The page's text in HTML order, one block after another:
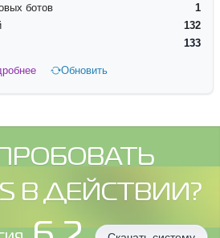
ботов
1
132
133
Обновить
В ДЕЙСТВИИ?